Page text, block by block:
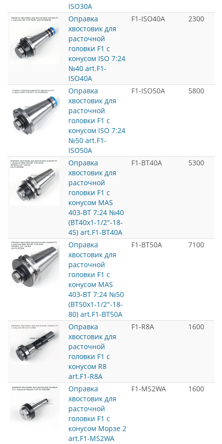
ISO30A
Оправка
хвостовик для
расточной
головки F1 с
конусом ISO 7:24
№40 art.F1-
ISO40A
F1-ISO40A 2300
Оправка
хвостовик для
расточной
головки F1 с
конусом ISO 7:24
№50 art.F1-
ISO50A
F1-ISO50A 5800
Оправка
хвостовик для
расточной
головки F1 с
конусом MAS
403-BT 7:24 №40
(BT40x1-1/2"-18-
45) art.F1-BT40A
F1-BT40A 5300
Оправка
хвостовик для
расточной
головки F1 с
конусом MAS
403-BT 7:24 №50
(BT50x1-1/2"-18-
80) art.F1-BT50A
F1-BT50A 7100
Оправка
хвостовик для
расточной
головки F1 с
конусом R8
art.F1-R8A
F1-R8A 1600
Оправка
хвостовик для
расточной
головки F1 с
конусом Морзе 2
art.F1-MS2WA
F1-MS2WA 1600